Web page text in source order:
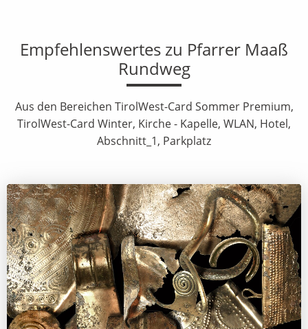
Empfehlenswertes zu Pfarrer Maaß
Rundweg
Aus den Bereichen TirolWest-Card Sommer Premium,
TirolWest-Card Winter, Kirche - Kapelle, WLAN, Hotel,
Abschnitt_1, Parkplatz